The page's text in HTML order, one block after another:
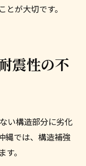
が大切です。
震性の不
い構造部分に劣化
縄では、構造補強
。